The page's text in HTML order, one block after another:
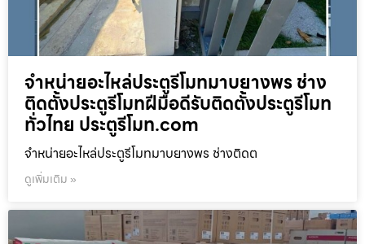
จำหน่ายอะไหล่ประตูรีโมทมาบยางพร ช่าง
ติดตั้งประตูรีโมทฝีมือดีรับติดตั้งประตูรีโมท
ทั่วไทย ประตูรีโมท.com
จำหน่ายอะไหล่ประตูรีโมทมาบยางพร ช่างติดต
ดูเพิ่มเติม »